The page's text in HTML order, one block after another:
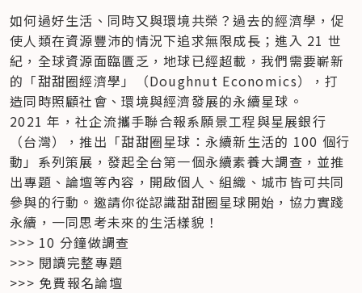
如何過好生活、同時又與環境共榮？過去的經濟學，促
使人類在資源豐沛的情況下追求無限成長；進入 21 世
紀，全球資源面臨匱乏，地球已經超載，我們需要嶄新
的「甜甜圈經濟學」（Doughnut Economics），打
造同時照顧社會、環境與經濟發展的永續星球。
2021 年，社企流攜手聯合報系願景工程與星展銀行
（台灣），推出「甜甜圈星球：永續新生活的 100 個行
動」系列策展，發起全台第一個永續素養大調查，並推
出專題、論壇等內容，開啟個人、組織、城市皆可共同
參與的行動。邀請你從認識甜甜圈星球開始，協力實踐
永續，一同思考未來的生活樣貌！
>>> 10 分鐘做調查
>>> 閱讀完整專題
>>> 免費報名論壇